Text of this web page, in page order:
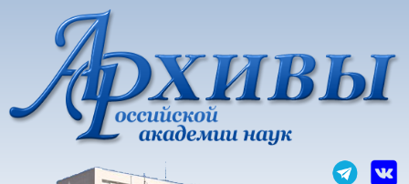
основному
содержанию